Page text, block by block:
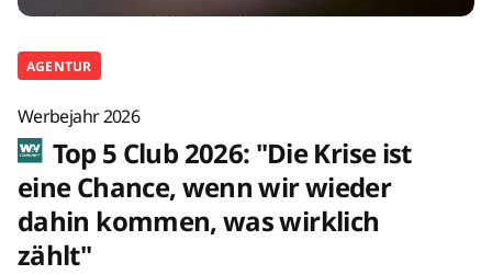
AGENTUR
Werbejahr 2026
Top 5 Club 2026: "Die Krise ist
eine Chance, wenn wir wieder
dahin kommen, was wirklich
zählt"